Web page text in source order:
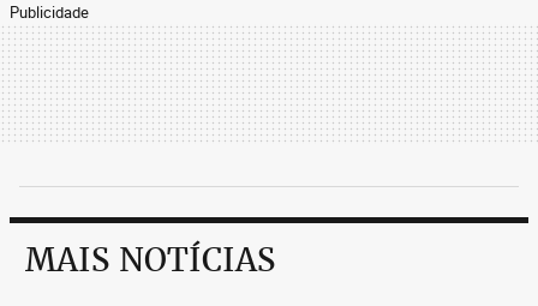
Publicidade
MAIS NOTÍCIAS